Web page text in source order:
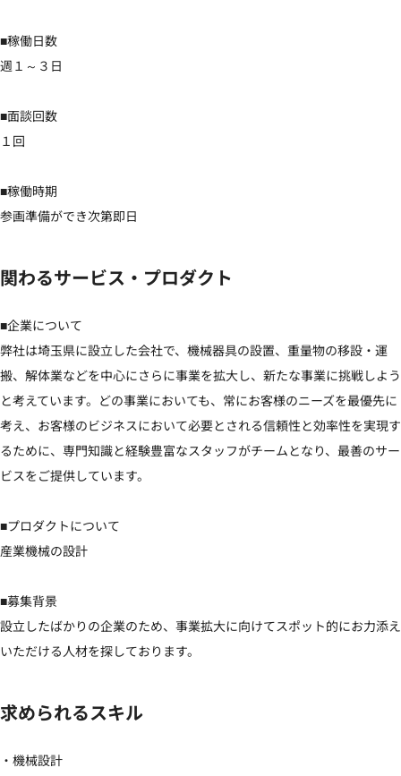
■稼働日数
週１～３日
■面談回数
１回
■稼働時期
参画準備ができ次第即日
関わるサービス・プロダクト
■企業について
弊社は埼玉県に設立した会社で、機械器具の設置、重量物の移設・運
搬、解体業などを中心にさらに事業を拡大し、新たな事業に挑戦しよう
と考えています。どの事業においても、常にお客様のニーズを最優先に
考え、お客様のビジネスにおいて必要とされる信頼性と効率性を実現す
るために、専門知識と経験豊富なスタッフがチームとなり、最善のサー
ビスをご提供しています。
■プロダクトについて
産業機械の設計
■募集背景
設立したばかりの企業のため、事業拡大に向けてスポット的にお力添え
いただける人材を探しております。
求められるスキル
・機械設計